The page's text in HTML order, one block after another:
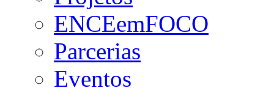
ENCEemFOCO
Parcerias
Eventos